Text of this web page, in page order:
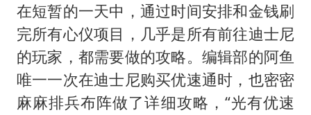
在短暂的一天中，通过时间安排和金钱刷
完所有心仪项目，几乎是所有前往迪士尼
的玩家，都需要做的攻略。编辑部的阿鱼
唯一一次在迪士尼购买优速通时，也密密
麻麻排兵布阵做了详细攻略，“光有优速